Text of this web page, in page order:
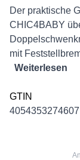
Description
Der praktische
CHIC4BABY
mit
Weiterlesen
GTIN
4054353274607